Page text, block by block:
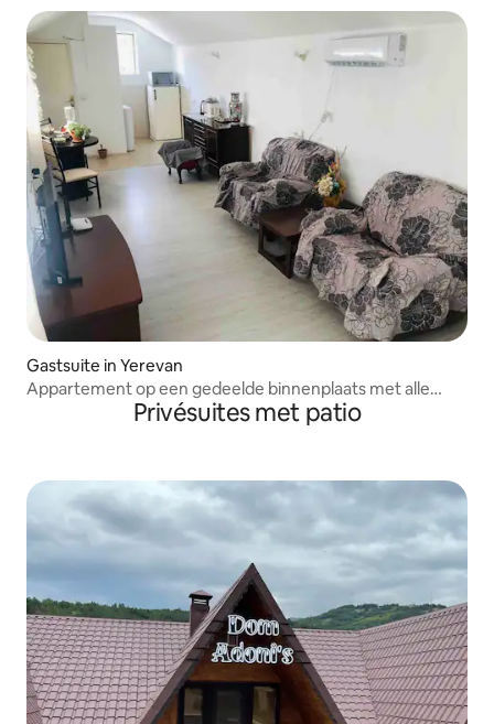
Gastsuite in Yerevan
Appartement op een gedeelde binnenplaats met alle
voorzieningenPrivésuites met patio